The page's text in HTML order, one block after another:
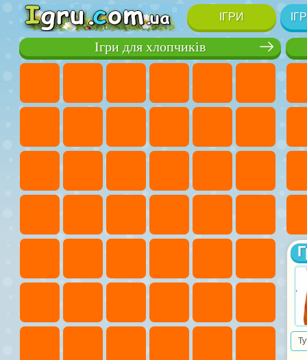
ІГРИ
Ігри для хлопчиків